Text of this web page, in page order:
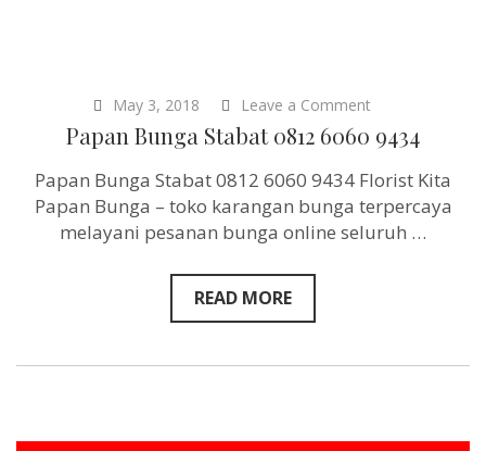
May 3, 2018 Leave a Comment
Bunga
0812
9434
Papan Bunga Stabat 0812 6060 9434
Papan Bunga Stabat 0812 6060 9434 Florist Kita
Papan Bunga – toko karangan bunga terpercaya
melayani pesanan bunga online seluruh …
READ MORE